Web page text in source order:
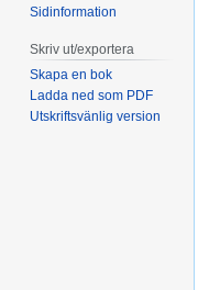
Sidinformation
Skriv ut/exportera
Skapa en bok
Ladda ned som PDF
Utskriftsvänlig version